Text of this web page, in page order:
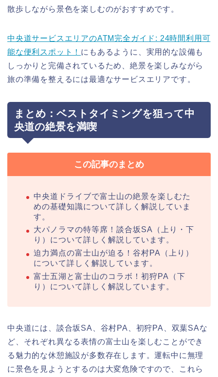
散歩しながら景色を楽しむのがおすすめです。
中央道サービスエリアのATM完全ガイド: 24時間利用可
能な便利スポット！ にもあるように、実用的な設備も
しっかりと完備されているため、絶景を楽しみながら
旅の準備を整えるには最適なサービスエリアです。
まとめ：ベストタイミングを狙って中
央道の絶景を満喫
この記事のまとめ
中央道ドライブで富士山の絶景を楽しむた
めの基礎知識について詳しく解説していま
す。
大パノラマの特等席！談合坂SA（上り・下
り）について詳しく解説しています。
迫力満点の富士山が迫る！谷村PA（上り）
について詳しく解説しています。
富士五湖と富士山のコラボ！初狩PA（下
り）について詳しく解説しています。
中央道には、談合坂SA、谷村PA、初狩PA、双葉SAな
ど、それぞれ異なる表情の富士山を楽しむことができ
る魅力的な休憩施設が多数存在します。運転中に無理
に景色を見ようとするのは大変危険ですので、これら